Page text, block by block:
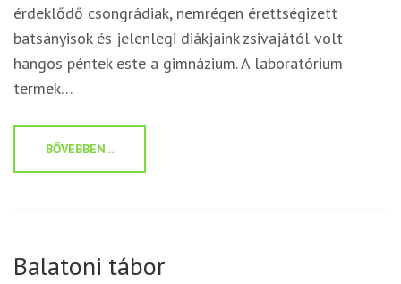
érdeklődő csongrádiak, nemrégen érettségizett
batsányisok és jelenlegi diákjaink zsivajától volt
hangos péntek este a gimnázium. A laboratórium
termek…
BŐVEBBEN...
Balatoni tábor